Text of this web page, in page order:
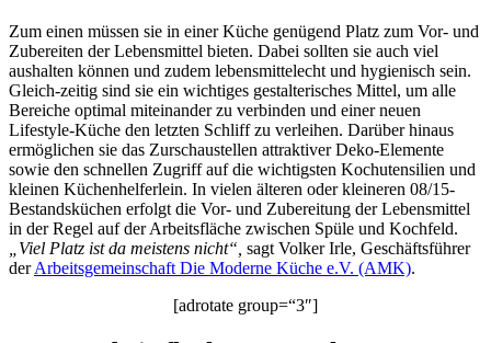
Zum einen müssen sie in einer Küche genügend Platz zum Vor- und
Zubereiten der Lebensmittel bieten. Dabei sollten sie auch viel
aushalten können und zudem lebensmittelecht und hygienisch sein.
Gleich-zeitig sind sie ein wichtiges gestalterisches Mittel, um alle
Bereiche optimal miteinander zu verbinden und einer neuen
Lifestyle-Küche den letzten Schliff zu verleihen. Darüber hinaus
ermöglichen sie das Zurschaustellen attraktiver Deko-Elemente
sowie den schnellen Zugriff auf die wichtigsten Kochutensilien und
kleinen Küchenhelferlein. In vielen älteren oder kleineren 08/15-
Bestandsküchen erfolgt die Vor- und Zubereitung der Lebensmittel
in der Regel auf der Arbeitsfläche zwischen Spüle und Kochfeld.
„Viel Platz ist da meistens nicht“, sagt Volker Irle, Geschäftsführer
derArbeitsgemeinschaft Die Moderne Küche e.V. (AMK).
[adrotate group=“3″]